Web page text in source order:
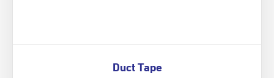
Duct Tape